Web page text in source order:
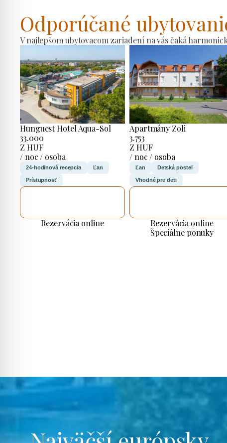
Odporúčané
V najlepšom ubytovacom zariadení na vás čaká
Hunguest Hotel Aqua-Sol
33.000
Z HUF
/ noc / osoba
24-hodinová recepcia Ľan
Prístupnosť
Rezervácia online
Apartmány Zoli
3.753
Z HUF
/ noc / osoba
Ľan Detská posteľ
Vhodné pre deti
Rezervácia online
Špeciálne ponuky